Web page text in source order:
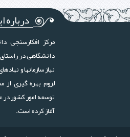
درباره
مرکز افکارسنجی
دانشگاهی در
نیاز سازمانها و
لزوم بهره گیری
آغاز کرده است.